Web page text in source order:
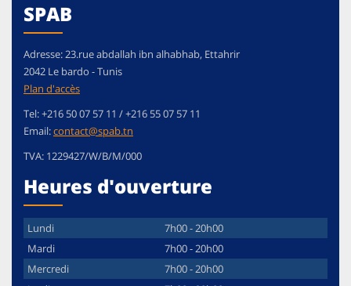
SPAB
Adresse:23.rue abdallah ibn alhabhab, Ettahrir
2042 Le bardo -Tunis
Plan d'accès
Tel:+216 50 07 57 11 / +216 55 07 57 11
Email:contact@spab.tn
TVA: 1229427/W/B/M/000
Heures d'ouverture
Lundi
7h00 - 20h00
Mardi
7h00 - 20h00
Mercredi
7h00 - 20h00